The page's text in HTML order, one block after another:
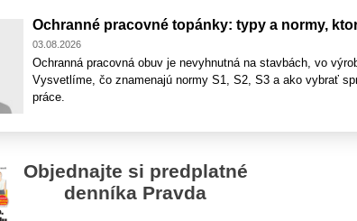
Ochranné pracovné topánky: typy a normy,
03.08.2026
Ochranná pracovná obuv je nevyhnutná na stavbách, vo
Vysvetlíme, čo znamenajú normy S1, S2, S3 a ako vybrať
práce.
Objednajte si predplatné
denníka Pravda